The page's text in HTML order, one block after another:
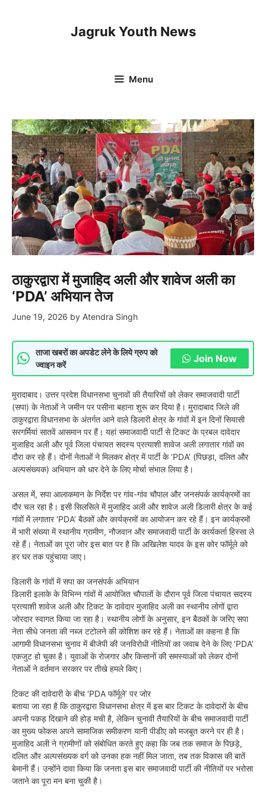
Jagruk Youth News
Menu
ठाकुरद्वारा में मुजाहिद अली और शावेज अली का
‘PDA’ अभियान तेज
June 19, 2026 by Atendra Singh
ताजा खबरों का अपडेट लेने के लिये ग्रुप को
ज्वाइन करें
Join Now
मुरादाबाद। उत्तर प्रदेश विधानसभा चुनावों की तैयारियों को लेकर समाजवादी पार्टी
(सपा) के नेताओं ने जमीन पर पसीना बहाना शुरू कर दिया है। मुरादाबाद जिले की
ठाकुरद्वारा विधानसभा के अंतर्गत आने वाले डिलारी क्षेत्र के गांवों में इन दिनों सियासी
सरगर्मियां सातवें आसमान पर हैं। यहां समाजवादी पार्टी से टिकट के प्रबल दावेदार
मुजाहिद अली और पूर्व जिला पंचायत सदस्य प्रत्याशी शावेज अली लगातार गांवों का
दौरा कर रहे हैं। दोनों नेताओं ने मिलकर क्षेत्र में पार्टी के ‘PDA’ (पिछड़ा, दलित और
अल्पसंख्यक) अभियान को धार देने के लिए मोर्चा संभाल लिया है।
असल में, सपा आलाकमान के निर्देश पर गांव-गांव चौपाल और जनसंपर्क कार्यक्रमों का
दौर चल रहा है। इसी सिलसिले में मुजाहिद अली और शावेज अली डिलारी क्षेत्र के कई
गांवों में लगातार ‘PDA’ बैठकों और कार्यक्रमों का आयोजन कर रहे हैं। इन कार्यक्रमों
में भारी संख्या में स्थानीय ग्रामीण, नौजवान और समाजवादी पार्टी के कार्यकर्ता हिस्सा ले
रहे हैं। नेताओं का पूरा जोर इस बात पर है कि अखिलेश यादव के इस कोर फॉर्मूले को
हर घर तक पहुंचाया जाए।
डिलारी के गांवों में सपा का जनसंपर्क अभियान
डिलारी इलाके के विभिन्न गांवों में आयोजित चौपालों के दौरान पूर्व जिला पंचायत सदस्य
प्रत्याशी शावेज अली और टिकट के दावेदार मुजाहिद अली का स्थानीय लोगों द्वारा
जोरदार स्वागत किया जा रहा है। स्थानीय लोगों के अनुसार, इन बैठकों के जरिए सपा
नेता सीधे जनता की नब्ज टटोलने की कोशिश कर रहे हैं। नेताओं का कहना है कि
आगामी विधानसभा चुनाव में बीजेपी की जनविरोधी नीतियों का जवाब देने के लिए ‘PDA’
एकजुट हो चुका है। युवाओं के रोजगार और किसानों की समस्याओं को लेकर दोनों
नेताओं ने वर्तमान सरकार पर तीखे हमले किए।
टिकट की दावेदारी के बीच ‘PDA फॉर्मूले’ पर जोर
बताया जा रहा है कि ठाकुरद्वारा विधानसभा क्षेत्र में इस बार टिकट के दावेदारों के बीच
अपनी पकड़ दिखाने की होड़ मची है, लेकिन चुनावी तैयारियों के बीच समाजवादी पार्टी
का मुख्य फोकस अपने सामाजिक समीकरण यानी पीडीए को मजबूत करने पर ही है।
मुजाहिद अली ने ग्रामीणों को संबोधित करते हुए कहा कि जब तक समाज के पिछड़े,
दलित और अल्पसंख्यक वर्ग को उनका हक नहीं मिल जाता, तब तक विकास की बातें
बेमानी हैं। उन्होंने दावा किया कि जनता इस बार समाजवादी पार्टी की नीतियों पर भरोसा
जताने का पूरा मन बना चुकी है।